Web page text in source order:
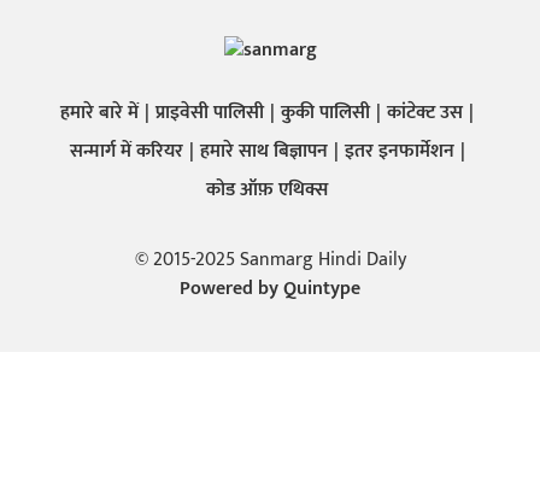
हमारे बारे में प्राइवेसी पालिसी कुकी पालिसी कांटेक्ट उस
सन्मार्ग में करियर हमारे साथ बिज्ञापन इतर इनफार्मेशन
कोड ऑफ़ एथिक्स
© 2015-2025 Sanmarg Hindi Daily
Powered byQuintype